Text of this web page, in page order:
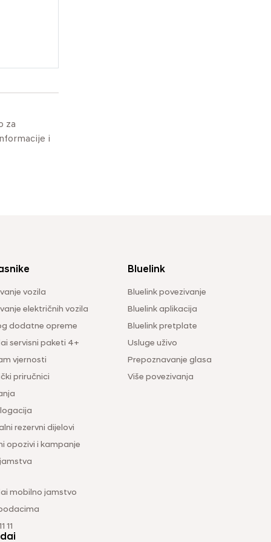
za
i
vozila
električnih vozila
dodatne opreme
servisni paketi 4+
vjernosti
priručnici
rezervni dijelovi
opozivi i kampanje
mobilno jamstvo
11
Bluelink
Bluelink povezivanje
Bluelink aplikacija
Bluelink pretplate
Usluge uživo
Prepoznavanje glasa
Više povezivanja